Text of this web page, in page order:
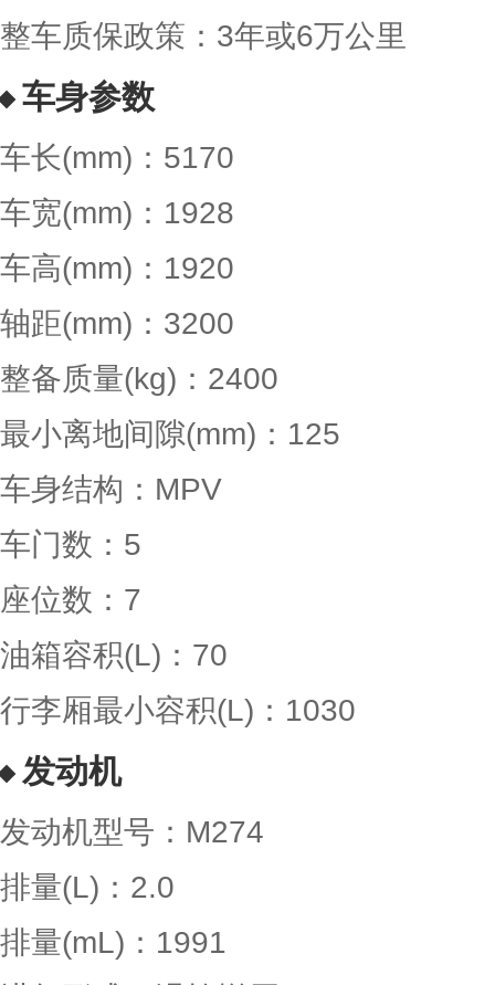
整车质保政策：3年或6万公里
车身参数
车长(mm)：5170
车宽(mm)：1928
车高(mm)：1920
轴距(mm)：3200
整备质量(kg)：2400
最小离地间隙(mm)：125
车身结构：MPV
车门数：5
座位数：7
油箱容积(L)：70
行李厢最小容积(L)：1030
发动机
发动机型号：M274
排量(L)：2.0
排量(mL)：1991